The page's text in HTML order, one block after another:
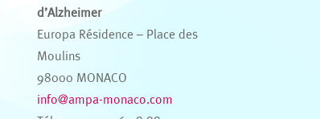
d’Alzheimer
Europa Résidence – Place des
Moulins
98000 MONACO
info@ampa-monaco.com